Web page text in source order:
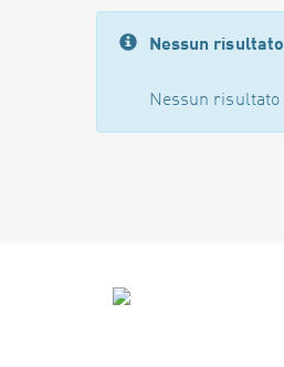
Nessun risultato
Nessun risultato